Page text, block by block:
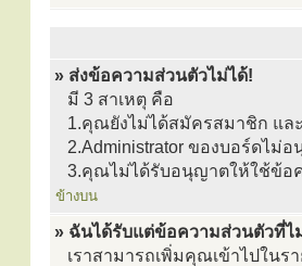
» ส่งข้อความส่วนตัวไม่ได้!
มี 3 สาเหตุ คือ
1.คุณยังไม่ได้สมัครสมาชิก และ
2.Administrator ของบอร์ดไม่
3.คุณไม่ได้รับอนุญาตให้ใช้ข้อค
ข้างบน
» ฉันได้รับแต่ข้อความส่วนตัวที่ไ
เราสามารถเพิ่มคุณเข้าไปใน